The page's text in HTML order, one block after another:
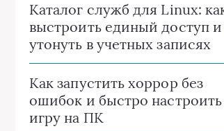
Каталог служб для Linux:
выстроить единый доступ и
утонуть в учетных записях
Как запустить хоррор без
ошибок и быстро настроить
игру на ПК